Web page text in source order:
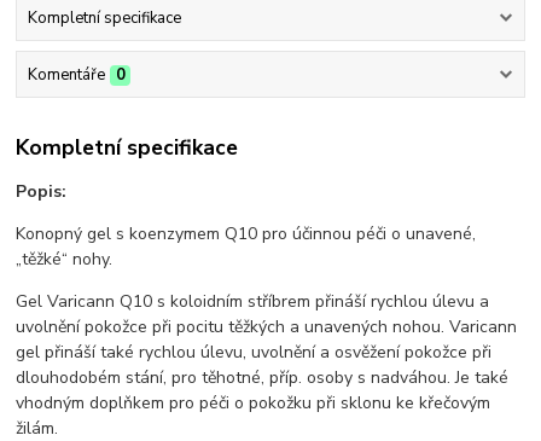
Kompletní specifikace
Komentáře 0
Kompletní specifikace
Popis:
Konopný gel s koenzymem Q10 pro účinnou péči o unavené,
„těžké“ nohy.
Gel Varicann Q10 s koloidním stříbrem přináší rychlou úlevu a
uvolnění pokožce při pocitu těžkých a unavených nohou. Varicann
gel přináší také rychlou úlevu, uvolnění a osvěžení pokožce při
dlouhodobém stání, pro těhotné, příp. osoby s nadváhou. Je také
vhodným doplňkem pro péči o pokožku při sklonu ke křečovým
žilám.